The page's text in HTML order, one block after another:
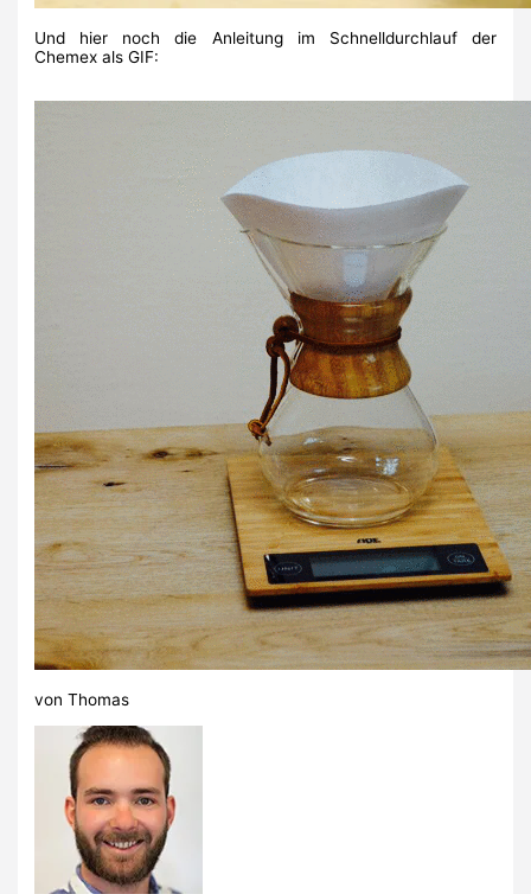
Und hier noch die Anleitung im Schnelldurchlauf der
Chemex als GIF:
von Thomas